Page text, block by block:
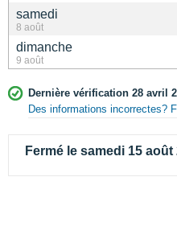
samedi
8 août
dimanche
9 août
Dernière vérification 28 avril
Des informations incorrectes?
Fermé le samedi 15